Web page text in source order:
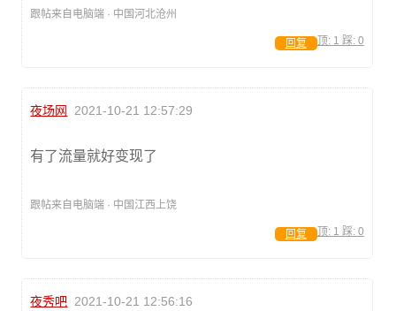
跟帖来自电脑端 · 中国河北沧州
顶: 1 踩: 0
回复
夜场网 2021-10-21 12:57:29
有了流量就好变现了
跟帖来自电脑端 · 中国江西上饶
顶: 1 踩: 0
回复
夜秀吧 2021-10-21 12:56:16